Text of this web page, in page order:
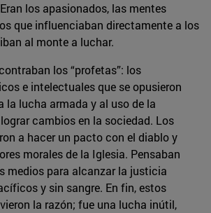
los apasionados, las mentes
que influenciaban directamente a los
al monte a luchar.
los “profetas”: los
e intelectuales que se opusieron
la lucha armada y al uso de la
cambios en la sociedad. Los
a hacer un pacto con el diablo y
morales de la Iglesia. Pensaban
medios para alcanzar la justicia
y sin sangre. En fin, estos
la razón; fue una lucha inútil,